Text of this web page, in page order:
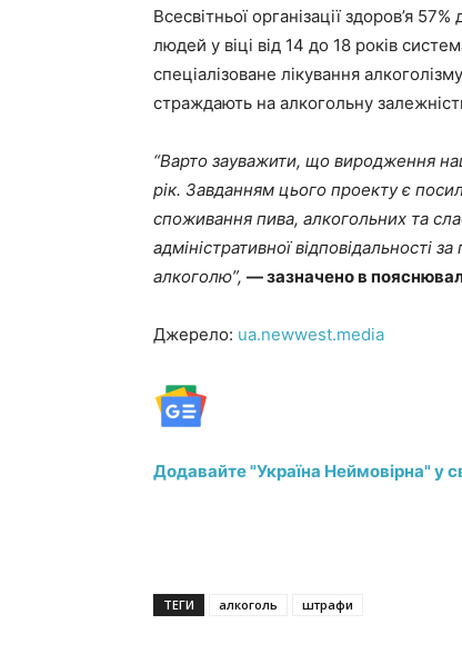
Всесвітньої організації здоров’я
людей у віці від 14 до 18 років
спеціалізоване лікування
страждають на алкогольну
“Варто зауважити, що виродження
рік. Завданням цього проекту є
споживання пива, алкогольних та
адміністративної відповідальності
алкоголю”, — зазначено в
Джерело: ua.newwest.media
Додавайте "Україна Неймовірна" у
ТЕГИ алкоголь штрафи